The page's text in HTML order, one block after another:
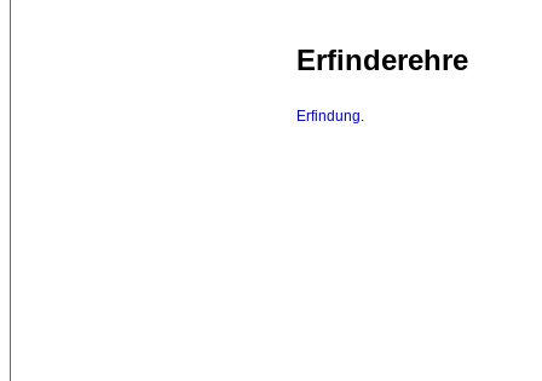
Erfinderehre
Erfindung.